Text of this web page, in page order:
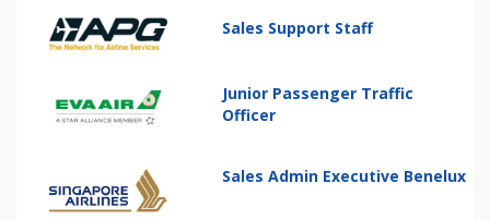
Sales Support Staff
Junior Passenger Traffic
Officer
Sales Admin Executive Benelux